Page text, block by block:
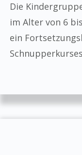
Die
im Alter von 6
ein